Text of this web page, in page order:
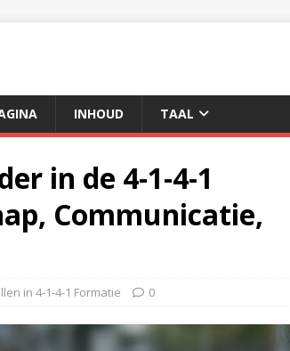
INHOUD TAAL
in de 4-1-4-1
Communicatie,
in 4-1-4-1 Formatie 0